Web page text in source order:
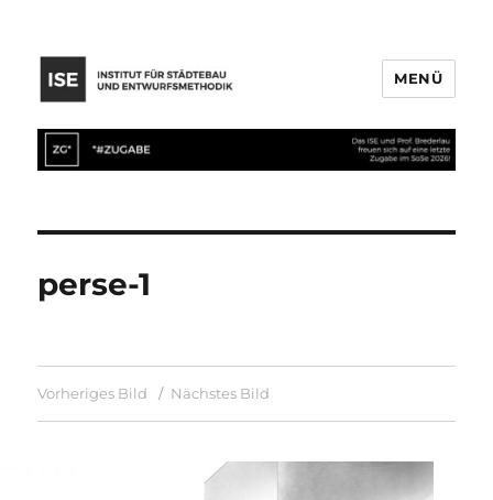
MENÜ
perse-1
Vorheriges Bild Nächstes Bild